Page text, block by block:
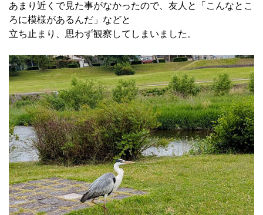
あまり近くで見た事がなかったので、友人と「こんなとこ
ろに模様があるんだ」などと
立ち止まり、思わず観察してしまいました。